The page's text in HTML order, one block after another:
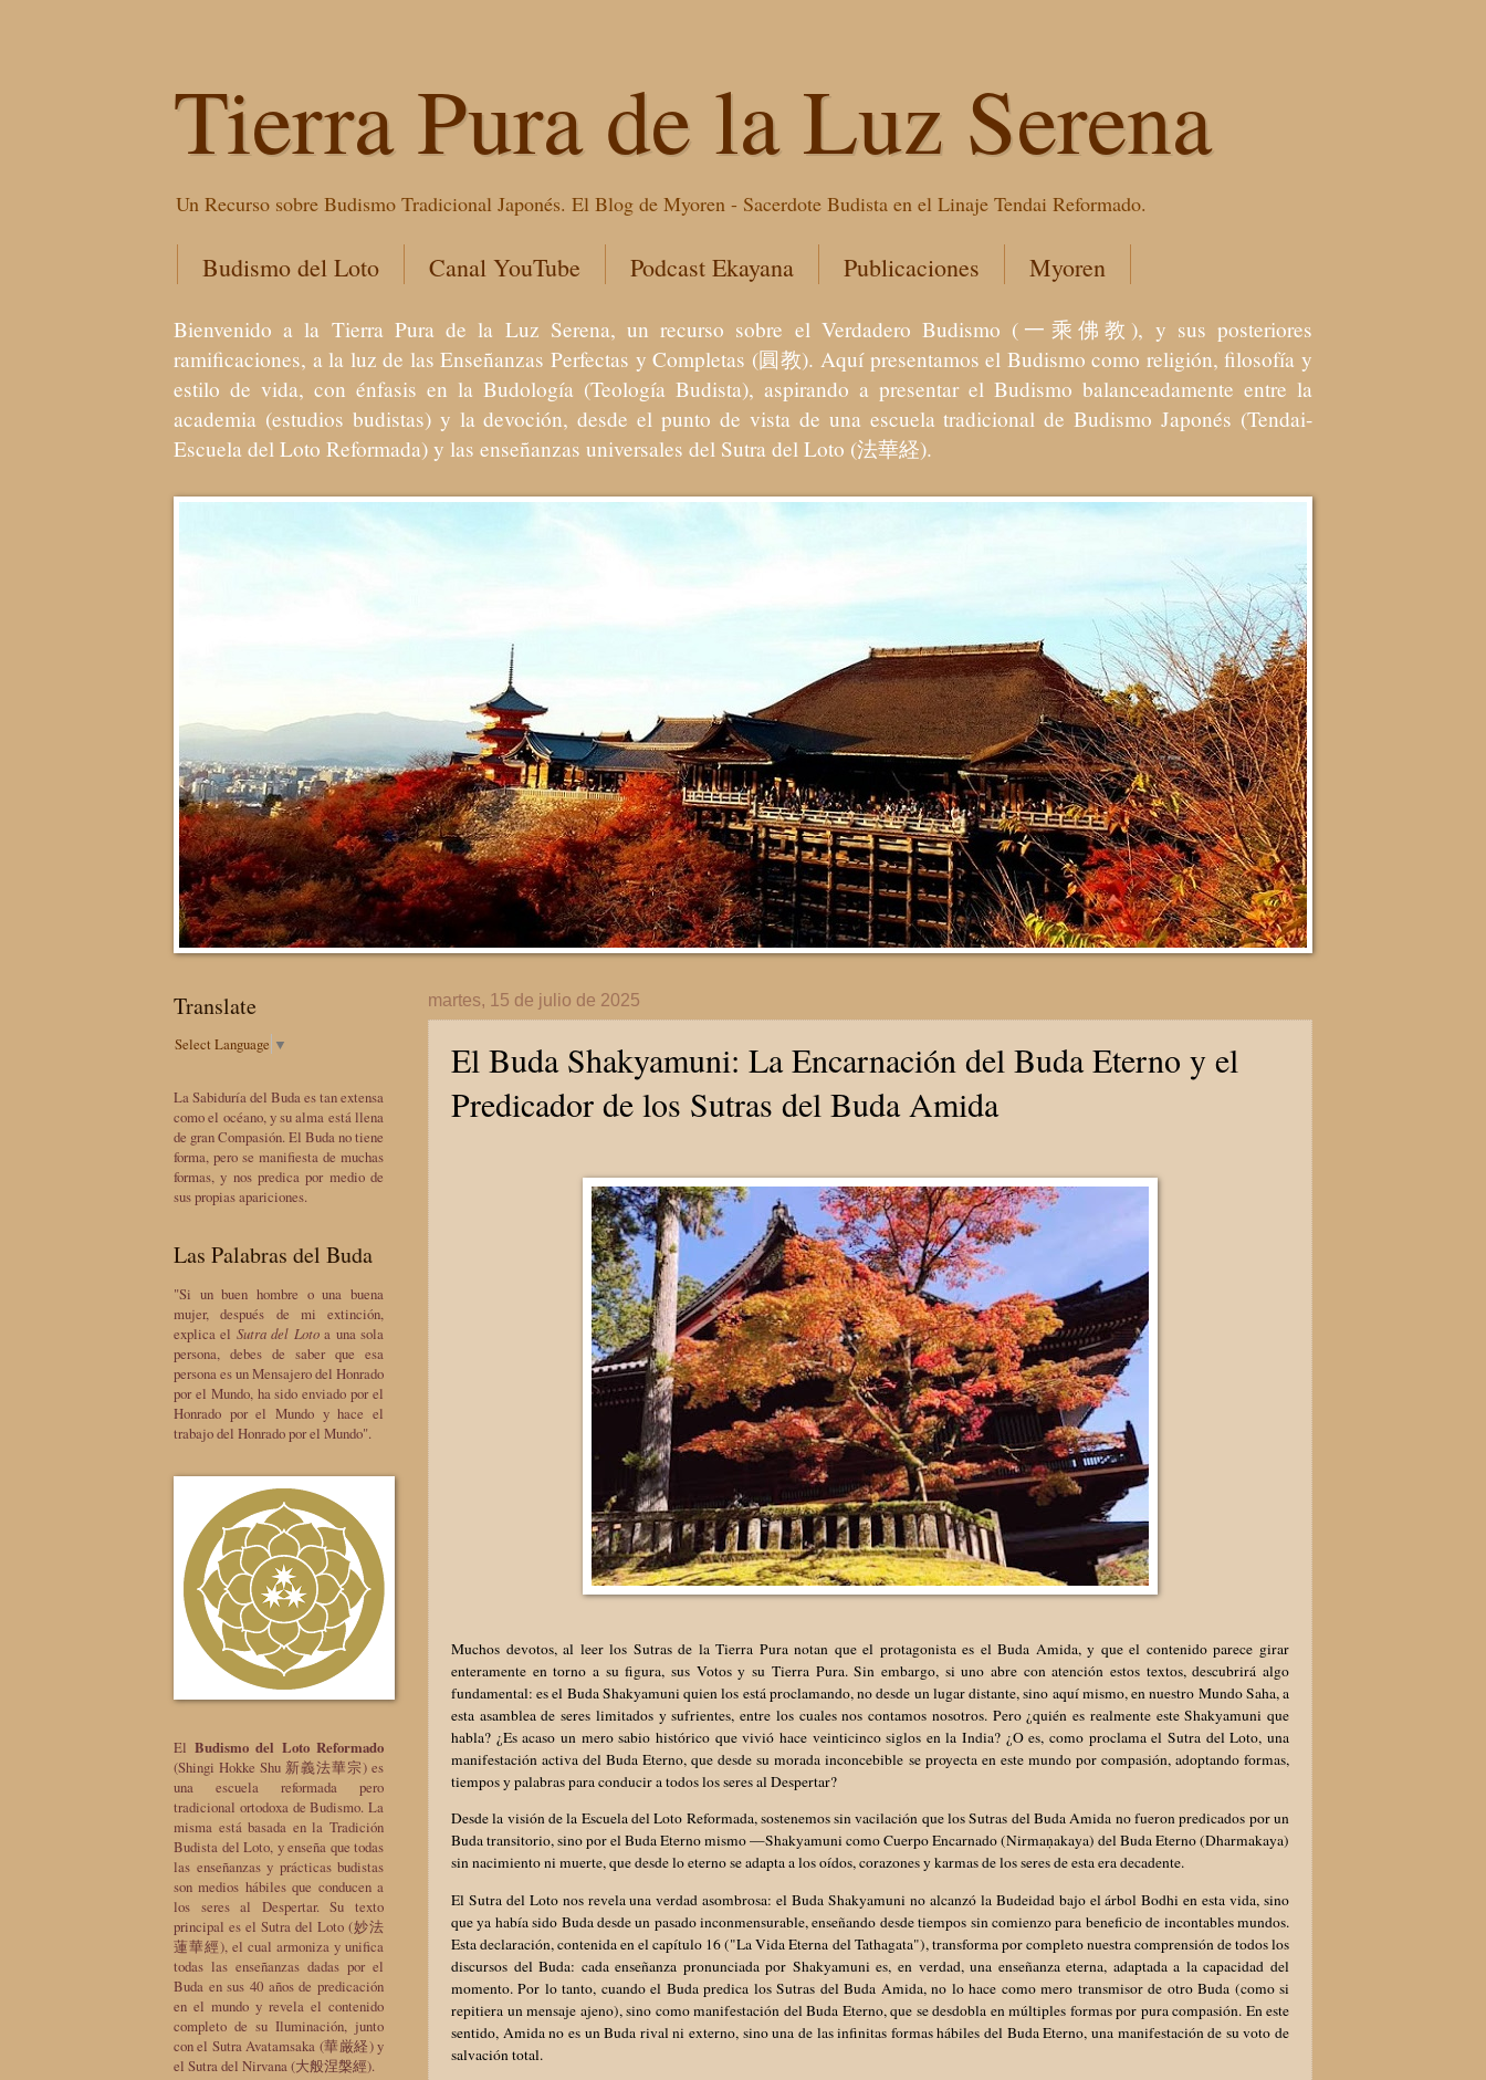
Tierra Pura de la Luz Serena
Un Recurso sobre Budismo Tradicional Japonés. El Blog de Myoren - Sacerdote Budista en el Linaje Tendai Reformado.
Budismo del Loto Canal YouTube Podcast Ekayana Publicaciones Myoren
Bienvenido a la Tierra Pura de la Luz Serena, un recurso sobre el Verdadero Budismo (一乘佛教), y sus posteriores
ramificaciones, a la luz de las Enseñanzas Perfectas y Completas (圓教). Aquí presentamos el Budismo como religión, filosofía y
estilo de vida, con énfasis en la Budología (Teología Budista), aspirando a presentar el Budismo balanceadamente entre la
academia (estudios budistas) y la devoción, desde el punto de vista de una escuela tradicional de Budismo Japonés (Tendai-
Escuela del Loto Reformada) y las enseñanzas universales del Sutra del Loto (法華経).
martes, 15 de julio de 2025
El Buda Shakyamuni: La Encarnación del Buda Eterno y el
Predicador de los Sutras del Buda Amida
Muchos devotos, al leer los Sutras de la Tierra Pura notan que el protagonista es el Buda Amida, y que el contenido parece girar
enteramente en torno a su figura, sus Votos y su Tierra Pura. Sin embargo, si uno abre con atención estos textos, descubrirá algo
fundamental: es el Buda Shakyamuni quien los está proclamando, no desde un lugar distante, sino aquí mismo, en nuestro Mundo Saha, a
esta asamblea de seres limitados y sufrientes, entre los cuales nos contamos nosotros. Pero ¿quién es realmente este Shakyamuni que
habla? ¿Es acaso un mero sabio histórico que vivió hace veinticinco siglos en la India? ¿O es, como proclama el Sutra del Loto, una
manifestación activa del Buda Eterno, que desde su morada inconcebible se proyecta en este mundo por compasión, adoptando formas,
tiempos y palabras para conducir a todos los seres al Despertar?
Desde la visión de la Escuela del Loto Reformada, sostenemos sin vacilación que los Sutras del Buda Amida no fueron predicados por un
Buda transitorio, sino por el Buda Eterno mismo —Shakyamuni como Cuerpo Encarnado (Nirmaṇakaya) del Buda Eterno (Dharmakaya)
sin nacimiento ni muerte, que desde lo eterno se adapta a los oídos, corazones y karmas de los seres de esta era decadente.
El Sutra del Loto nos revela una verdad asombrosa: el Buda Shakyamuni no alcanzó la Budeidad bajo el árbol Bodhi en esta vida, sino
que ya había sido Buda desde un pasado inconmensurable, enseñando desde tiempos sin comienzo para beneficio de incontables mundos.
Esta declaración, contenida en el capítulo 16 ("La Vida Eterna del Tathagata"), transforma por completo nuestra comprensión de todos los
discursos del Buda: cada enseñanza pronunciada por Shakyamuni es, en verdad, una enseñanza eterna, adaptada a la capacidad del
momento. Por lo tanto, cuando el Buda predica los Sutras del Buda Amida, no lo hace como mero transmisor de otro Buda (como si
repitiera un mensaje ajeno), sino como manifestación del Buda Eterno, que se desdobla en múltiples formas por pura compasión. En este
sentido, Amida no es un Buda rival ni externo, sino una de las infinitas formas hábiles del Buda Eterno, una manifestación de su voto de
salvación total.
Translate
Select Language ▼
La Sabiduría del Buda es tan extensa
como el océano, y su alma está llena
de gran Compasión. El Buda no tiene
forma, pero se manifiesta de muchas
formas, y nos predica por medio de
sus propias apariciones.
Las Palabras del Buda
"Si un buen hombre o una buena
mujer, después de mi extinción,
explica el Sutra del Lotoa una sola
persona, debes de saber que esa
persona es un Mensajero del Honrado
por el Mundo, ha sido enviado por el
Honrado por el Mundo y hace el
trabajo del Honrado por el Mundo".
El Budismo del Loto Reformado
(Shingi Hokke Shu 新義法華宗) es
una escuela reformada pero
tradicional ortodoxa de Budismo. La
misma está basada en la Tradición
Budista del Loto, y enseña que todas
las enseñanzas y prácticas budistas
son medios hábiles que conducen a
los seres al Despertar. Su texto
principal es el Sutra del Loto (妙法
蓮華經), el cual armoniza y unifica
todas las enseñanzas dadas por el
Buda en sus 40 años de predicación
en el mundo y revela el contenido
completo de su Iluminación, junto
con el Sutra Avatamsaka (華厳経) y
el Sutra del Nirvana (大般涅槃經).